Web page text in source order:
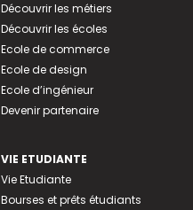
Découvrir les métiers
Découvrir les écoles
Ecole de commerce
Ecole de design
Ecole d’ingénieur
Devenir partenaire
VIE ETUDIANTE
Vie Etudiante
Bourses et prêts étudiants